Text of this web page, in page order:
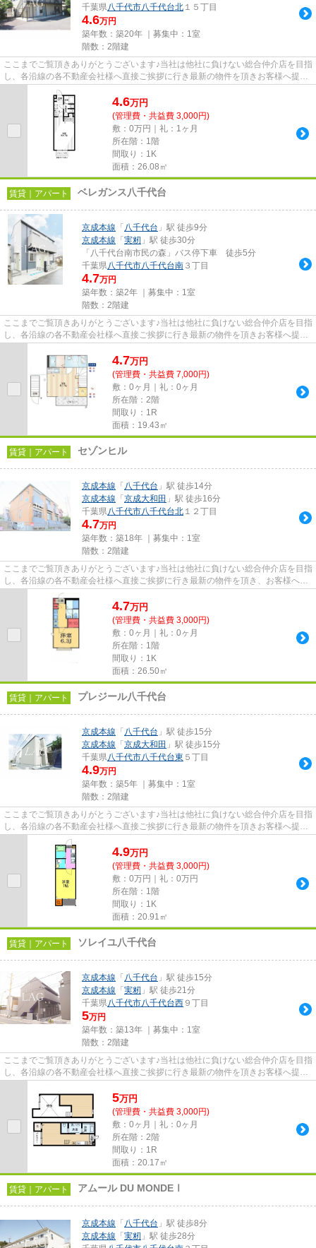
千葉県八千代市八千代台北 １５丁目
4.6万円
築年数：築20年 ｜募集中： 1室
階数：2階建
ここまでご覧頂きありがとうございます♪当社は他社に負けない総合仲介店を目指
し、各沿線の各不動産会社様へ直接ご挨拶に行き最新の物件を頂きお客様へ提供
しております！最新の情報は...
4.6万円
(管理費・共益費 3,000円)
敷：0万円｜礼：1ヶ月
所在階：1階
間取り：1K
面積：26.08㎡
賃貸｜アパート ベレガンス八千代台
京成本線 「 八千代台 」駅 徒歩9分
京成本線 「 実籾 」駅 徒歩30分
「八千代台南市民の森」バス停下車 徒歩5分
千葉県八千代市八千代台南 ３丁目
4.7万円
築年数：築2年 ｜募集中： 1室
階数：2階建
ここまでご覧頂きありがとうございます♪当社は他社に負けない総合仲介店を目指
し、各沿線の各不動産会社様へ直接ご挨拶に行き最新の物件を頂きお客様へ提供
4.7万円
(管理費・共益費 7,000円)
敷：0ヶ月｜礼：0ヶ月
所在階：2階
間取り：1R
面積：19.43㎡
賃貸｜アパート セゾンヒル
京成本線 「 八千代台 」駅 徒歩14分
京成本線 「 京成大和田 」駅 徒歩16分
千葉県八千代市八千代台北 １２丁目
4.7万円
築年数：築18年 ｜募集中： 1室
階数：2階建
ここまでご覧頂きありがとうございます♪当社は他社に負けない総合仲介店を目指
し、各沿線の各不動産会社様へ直接ご挨拶に行き最新の物件を頂き、お客様へ提
供しております！最新の情報...
4.7万円
(管理費・共益費 3,000円)
敷：0ヶ月｜礼：0ヶ月
所在階：1階
間取り：1K
面積：26.50㎡
賃貸｜アパート プレジール八千代台
京成本線 「 八千代台 」駅 徒歩15分
京成本線 「 京成大和田 」駅 徒歩15分
千葉県八千代市八千代台東 ５丁目
4.9万円
築年数：築5年 ｜募集中： 1室
階数：2階建
ここまでご覧頂きありがとうございます♪当社は他社に負けない総合仲介店を目指
し、各沿線の各不動産会社様へ直接ご挨拶に行き最新の物件を頂きお客様へ提供
しております！最新の情報は...
4.9万円
(管理費・共益費 3,000円)
敷：0万円｜礼：0万円
所在階：1階
間取り：1K
面積：20.91㎡
賃貸｜アパート ソレイユ八千代台
京成本線 「 八千代台 」駅 徒歩15分
京成本線 「 実籾 」駅 徒歩21分
千葉県八千代市八千代台西 ９丁目
5万円
築年数：築13年 ｜募集中： 1室
階数：2階建
ここまでご覧頂きありがとうございます♪当社は他社に負けない総合仲介店を目指
し、各沿線の各不動産会社様へ直接ご挨拶に行き最新の物件を頂きお客様へ提供
5万円
(管理費・共益費 3,000円)
敷：0ヶ月｜礼：0ヶ月
所在階：2階
間取り：1R
面積：20.17㎡
賃貸｜アパート アムール DU MONDEⅠ
京成本線 「 八千代台 」駅 徒歩8分
京成本線 「 実籾 」駅 徒歩28分